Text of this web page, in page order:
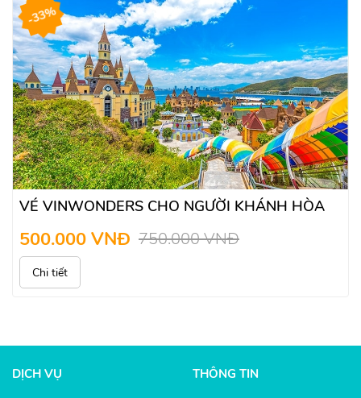
-33%
VÉ VINWONDERS CHO NGƯỜI KHÁNH HÒA
500.000 VNĐ 750.000 VNĐ
Chi tiết
DỊCH VỤ THÔNG TIN